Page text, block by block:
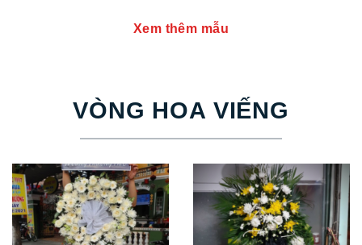
Xem thêm mẫu
VÒNG HOA VIẾNG